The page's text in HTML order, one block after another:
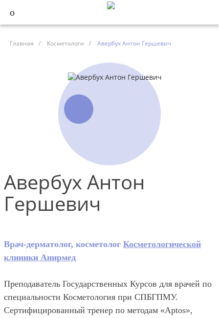
Главная / Косметологи / Авербух Антон Гершевич
Авербух Антон
Гершевич
Врач-дерматолог, косметолог Косметологической
клиники Анирмед
Преподаватель Государственных Курсов для врачей по
специальности Косметология при СПБГПМУ.
Сертифицированный тренер по методам «Aptos»,